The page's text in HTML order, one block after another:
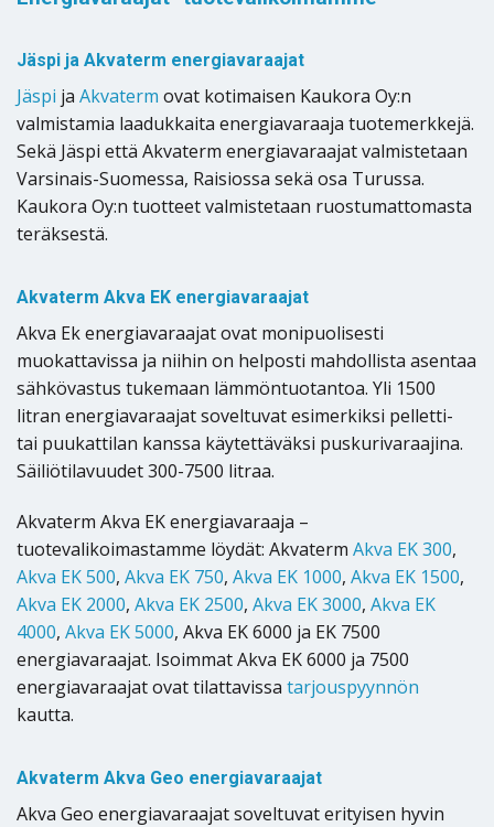
Jäspi ja Akvaterm energiavaraajat
Jäspi ja Akvaterm ovat kotimaisen Kaukora Oy:n
valmistamia laadukkaita energiavaraaja tuotemerkkejä.
Sekä Jäspi että Akvaterm energiavaraajat valmistetaan
Varsinais-Suomessa, Raisiossa sekä osa Turussa.
Kaukora Oy:n tuotteet valmistetaan ruostumattomasta
teräksestä.
Akvaterm Akva EK energiavaraajat
Akva Ek energiavaraajat ovat monipuolisesti
muokattavissa ja niihin on helposti mahdollista asentaa
sähkövastus tukemaan lämmöntuotantoa. Yli 1500
litran energiavaraajat soveltuvat esimerkiksi pelletti-
tai puukattilan kanssa käytettäväksi puskurivaraajina.
Säiliötilavuudet 300-7500 litraa.
Akvaterm Akva EK energiavaraaja –
tuotevalikoimastamme löydät: Akvaterm Akva EK 300,
Akva EK 500, Akva EK 750, Akva EK 1000, Akva EK 1500,
Akva EK 2000, Akva EK 2500, Akva EK 3000, Akva EK
4000, Akva EK 5000, Akva EK 6000 ja EK 7500
energiavaraajat. Isoimmat Akva EK 6000 ja 7500
energiavaraajat ovat tilattavissa tarjouspyynnön
kautta.
Akvaterm Akva Geo energiavaraajat
Akva Geo energiavaraajat soveltuvat erityisen hyvin